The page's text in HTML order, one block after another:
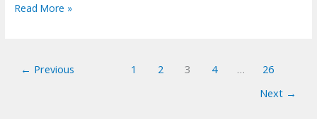
Read More »
← Previous 1 2 3 4 …
26
Next →